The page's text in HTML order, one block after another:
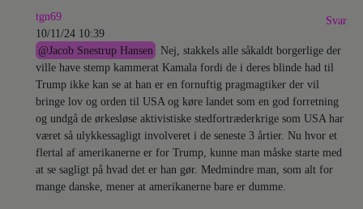
tgn69
10/11/24 10:39
@Jacob Snestrup Hansen
Nej, stakkels alle såkaldt borgerlige der
ville have stemp kammerat Kamala fordi de i deres blinde had til
Trump ikke kan se at han er en fornuftig pragmagtiker der vil
bringe lov og orden til USA og køre landet som en god forretning
og undgå de ørkesløse aktivistiske stedfortræderkrige som USA har
været så ulykkessagligt involveret i de seneste 3 årtier. Nu hvor et
flertal af amerikanerne er for Trump, kunne man måske starte med
at se sagligt på hvad det er han gør. Medmindre man, som alt for
mange danske, mener at amerikanerne bare er dumme.
Svar